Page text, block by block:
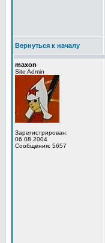
Вернуться к началу
maxon
Site Admin
Зарегистрирован:
06.08.2004
Сообщения: 5657